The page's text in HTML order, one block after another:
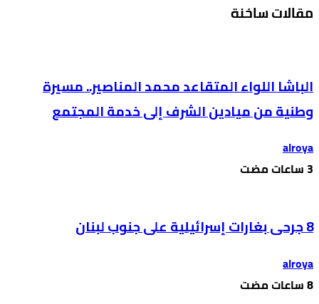
مقالات ساخنة
الباشا اللواء المتقاعد محمد المناصير.. مسيرة
وطنية من ميادين الشرف إلى خدمة المجتمع
alroya
8 جرحى بغارات إسرائيلية على جنوب لبنان
alroya